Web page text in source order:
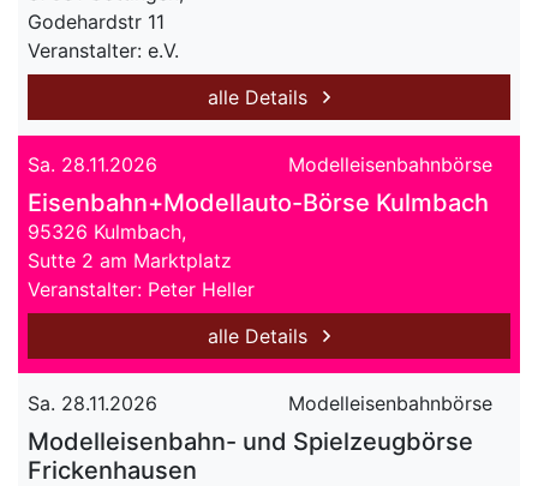
Godehardstr 11
Veranstalter: e.V.
alle Details
Sa. 28.11.2026 Modelleisenbahnbörse
Eisenbahn+Modellauto-Börse Kulmbach
95326 Kulmbach,
Sutte 2 am Marktplatz
Veranstalter: Peter Heller
alle Details
Sa. 28.11.2026 Modelleisenbahnbörse
Modelleisenbahn- und Spielzeugbörse
Frickenhausen